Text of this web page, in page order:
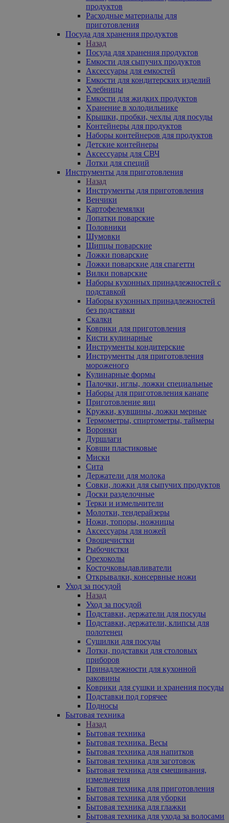
продуктов
Расходные материалы для
приготовления
Посуда для хранения продуктов
Назад
Посуда для хранения продуктов
Емкости для сыпучих продуктов
Аксессуары для емкостей
Емкости для кондитерских изделий
Хлебницы
Емкости для жидких продуктов
Хранение в холодильнике
Крышки, пробки, чехлы для посуды
Контейнеры для продуктов
Наборы контейнеров для продуктов
Детские контейнеры
Аксессуары для СВЧ
Лотки для специй
Инструменты для приготовления
Назад
Инструменты для приготовления
Венчики
Картофелемялки
Лопатки поварские
Половники
Шумовки
Щипцы поварские
Ложки поварские
Ложки поварские для спагетти
Вилки поварские
Наборы кухонных принадлежностей с
подставкой
Наборы кухонных принадлежностей
без подставки
Скалки
Коврики для приготовления
Кисти кулинарные
Инструменты кондитерские
Инструменты для приготовления
мороженого
Кулинарные формы
Палочки, иглы, ложки специальные
Наборы для приготовления канапе
Приготовление яиц
Кружки, кувшины, ложки мерные
Термометры, спиртометры, таймеры
Воронки
Дуршлаги
Ковши пластиковые
Миски
Сита
Держатели для молока
Совки, ложки для сыпучих продуктов
Доски разделочные
Терки и измельчители
Молотки, тендерайзеры
Ножи, топоры, ножницы
Аксессуары для ножей
Овощечистки
Рыбочистки
Орехоколы
Косточковыдавливатели
Открывалки, консервные ножи
Уход за посудой
Назад
Уход за посудой
Подставки, держатели для посуды
Подставки, держатели, клипсы для
полотенец
Сушилки для посуды
Лотки, подставки для столовых
приборов
Принадлежности для кухонной
раковины
Коврики для сушки и хранения посуды
Подставки под горячее
Подносы
Бытовая техника
Назад
Бытовая техника
Бытовая техника. Весы
Бытовая техника для напитков
Бытовая техника для заготовок
Бытовая техника для смешивания,
измельчения
Бытовая техника для приготовления
Бытовая техника для уборки
Бытовая техника для глажки
Бытовая техника для ухода за волосами